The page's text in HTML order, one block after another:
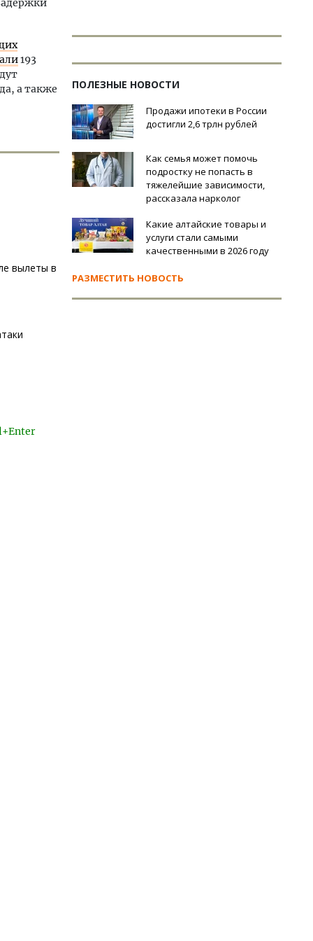
193
а также
вылеты в
ПОЛЕЗНЫЕ НОВОСТИ
Продажи ипотеки в России
достигли 2,6 трлн рублей
Как семья может помочь
подростку не попасть в
тяжелейшие зависимости,
рассказала нарколог
Какие алтайские товары и
услуги стали самыми
качественными в 2026 году
РАЗМЕСТИТЬ НОВОСТЬ